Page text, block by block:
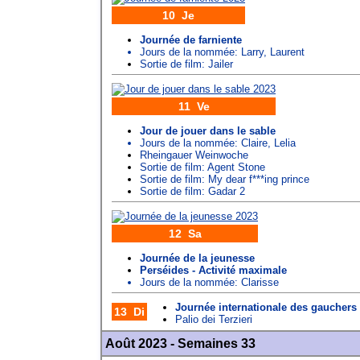
10 Je
Journée de farniente
Jours de la nommée: Larry, Laurent
Sortie de film: Jailer
11 Ve
Jour de jouer dans le sable
Jours de la nommée: Claire, Lelia
Rheingauer Weinwoche
Sortie de film: Agent Stone
Sortie de film: My dear f***ing prince
Sortie de film: Gadar 2
12 Sa
Journée de la jeunesse
Perséides - Activité maximale
Jours de la nommée: Clarisse
13 Di
Journée internationale des gauchers
Palio dei Terzieri
Août 2023 - Semaines 33